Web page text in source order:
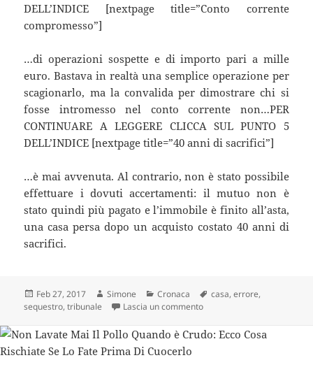
DELL’INDICE [nextpage title=”Conto corrente
compromesso”]
…di operazioni sospette e di importo pari a mille
euro. Bastava in realtà una semplice operazione per
scagionarlo, ma la convalida per dimostrare chi si
fosse intromesso nel conto corrente non…PER
CONTINUARE A LEGGERE CLICCA SUL PUNTO 5
DELL’INDICE [nextpage title=”40 anni di sacrifici”]
…è mai avvenuta. Al contrario, non è stato possibile
effettuare i dovuti accertamenti: il mutuo non è
stato quindi più pagato e l’immobile è finito all’asta,
una casa persa dopo un acquisto costato 40 anni di
sacrifici.
Scritto
il
Feb 27, 2017 Autore
Simone Categorie
Cronaca Tag
casa,errore,
sequestro,tribunale Lascia un commentosu “Oggi perderò la mia